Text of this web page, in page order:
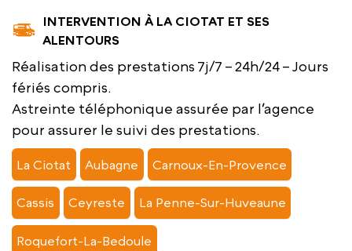
INTERVENTION À LA CIOTAT ET SES
ALENTOURS
Réalisation des prestations 7j/7 – 24h/24 – Jours
fériés compris.
Astreinte téléphonique assurée par l’agence
pour assurer le suivi des prestations.
La Ciotat Aubagne Carnoux-En-Provence
Cassis Ceyreste La Penne-Sur-Huveaune
Roquefort-La-Bedoule